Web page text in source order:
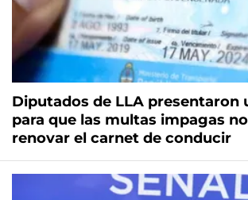
Diputados de LLA presentaron
para que las multas impagas
renovar el carnet de conducir